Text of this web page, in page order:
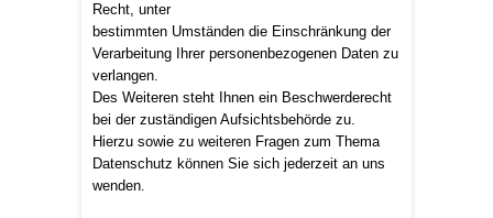
Recht, unter
bestimmten Umständen die Einschränkung der
Verarbeitung Ihrer personenbezogenen Daten zu
verlangen.
Des Weiteren steht Ihnen ein Beschwerderecht
bei der zuständigen Aufsichtsbehörde zu.
Hierzu sowie zu weiteren Fragen zum Thema
Datenschutz können Sie sich jederzeit an uns
wenden.